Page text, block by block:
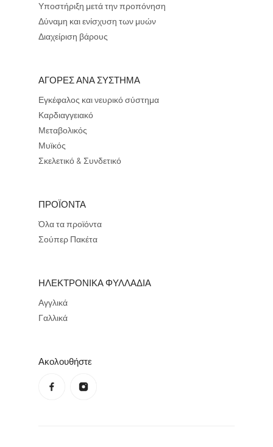
Υποστήριξη μετά την προπόνηση
Δύναμη και ενίσχυση των μυών
Διαχείριση βάρους
ΑΓΟΡΕΣ ΑΝΑ ΣΥΣΤΗΜΑ
Εγκέφαλος και νευρικό σύστημα
Καρδιαγγειακό
Μεταβολικός
Μυϊκός
Σκελετικό & Συνδετικό
ΠΡΟΪΟΝΤΑ
Όλα τα προϊόντα
Σούπερ Πακέτα
ΗΛΕΚΤΡΟΝΙΚΑ ΦΥΛΛΑΔΙΑ
Αγγλικά
Γαλλικά
Ακολουθήστε
Πολιτική απορρήτου
Πολιτική επιστροφής χρημάτων